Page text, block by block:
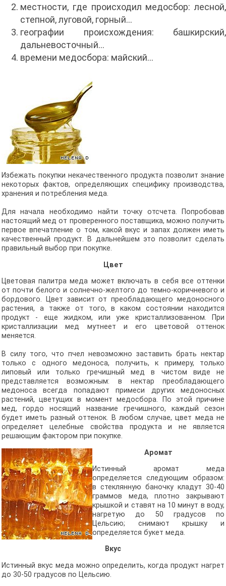
местности, где происходил медосбор: лесной,
степной, луговой, горный...
географии происхождения: башкирский,
дальневосточный...
времени медосбора: майский...
Избежать покупки некачественного продукта позволит знание
некоторых фактов, определяющих специфику производства,
хранения и потребления меда.
Для начала необходимо найти точку отсчета. Попробовав
настоящий мед от проверенного поставщика, можно получить
первое впечатление о том, какой вкус и запах должен иметь
качественный продукт. В дальнейшем это позволит сделать
правильный выбор при покупке.
Цвет
Цветовая палитра меда может включать в себя все оттенки
от почти белого и солнечно-желтого до темно-коричневого и
бордового. Цвет зависит от преобладающего медоносного
растения, а также от того, в каком состоянии находится
продукт - еще жидком, или уже кристаллизованном. При
кристаллизации мед мутнеет и его цветовой оттенок
меняется.
В силу того, что пчел невозможно заставить брать нектар
только с одного медоноса, получить, к примеру, только
липовый или только гречишный мед в чистом виде не
представляется возможным: в нектар преобладающего
медоноса всегда попадают примеси других медоносных
растений, цветущих в момент медосбора. По этой причине
мед, гордо носящий название гречишного, каждый сезон
будет иметь разный оттенок. В любом случае, цвет меда не
определяет целебные свойства продукта и не является
решающим фактором при покупке.
Аромат
Истинный аромат меда
определяется следующим образом:
в стеклянную баночку кладут 30-40
граммов меда, плотно закрывают
крышкой и ставят на 10 минут в воду,
нагретую до 50 градусов по
Цельсию; снимают крышку и
определяется букет меда.
Вкус
Истинный вкус меда можно определить, когда продукт нагрет
до 30-50 градусов по Цельсию.